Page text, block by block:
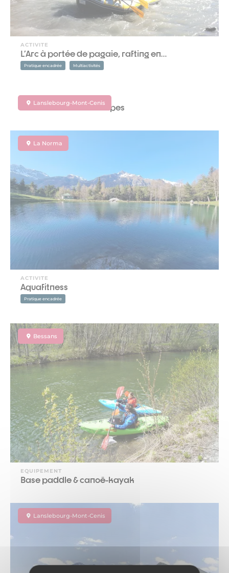
ACTIVITE
L'Arc à portée de pagaie, rafting en…
Pratique encadrée Multiactivités
Lanslebourg-Mont-Cenis
Piscine du CIS Ethic Etapes
La Norma
ACTIVITE
Aquafitness
Pratique encadrée
Bessans
EQUIPEMENT
Base paddle & canoë-kayak
Lanslebourg-Mont-Cenis